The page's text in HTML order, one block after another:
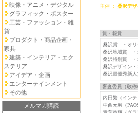
映像・アニメ・デジタル
グラフィック・ポスター
工芸・ファッション・雑
貨
プロダクト・商品企画・
家具
建築・インテリア・エク
ステリア
アイデア・企画
エンターテインメント
その他
メルマガ購読
主催 ： 桑沢デ
賞・報賞
桑沢賞 ・オリ
桑沢地域賞 ・
桑沢特別賞 ・
桑沢デザイン
桑沢最優秀新
審査委員（敬称
内田繁（イン
中西元男（